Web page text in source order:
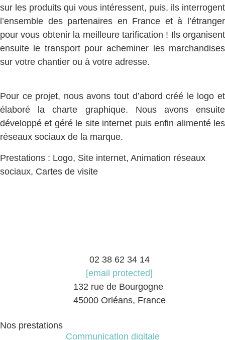
sur les produits qui vous intéressent, puis, ils interrogent
l’ensemble des partenaires en France et à l’étranger
pour vous obtenir la meilleure tarification ! Ils organisent
ensuite le transport pour acheminer les marchandises
sur votre chantier ou à votre adresse.
Pour ce projet, nous avons tout d’abord créé le logo et
élaboré la charte graphique. Nous avons ensuite
développé et géré le site internet puis enfin alimenté les
réseaux sociaux de la marque.
Prestations : Logo, Site internet, Animation réseaux
sociaux, Cartes de visite
02 38 62 34 14
[email protected]
132 rue de Bourgogne
45000 Orléans, France
Nos prestations
Communication digitale